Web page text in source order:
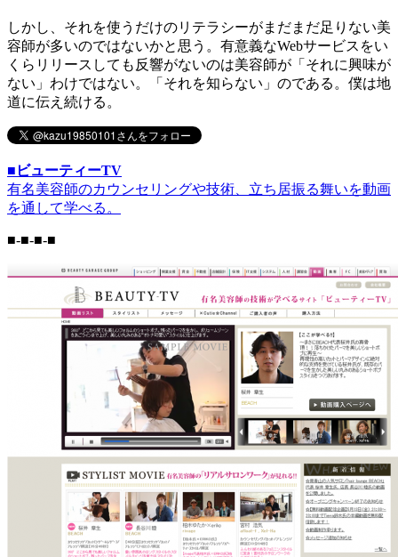
しかし、それを使うだけのリテラシーがまだまだ足りない美
容師が多いのではないかと思う。有意義なWebサービスをい
くらリリースしても反響がないのは美容師が「それに興味が
ない」わけではない。「それを知らない」のである。僕は地
道に伝え続ける。
■ビューティーTV
有名美容師のカウンセリングや技術、立ち居振る舞いを動画
を通して学べる。
■-■-■-■